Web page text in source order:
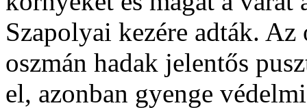
Szapolyai kezére adták. Az
oszmán hadak jelentős
el, azonban gyenge